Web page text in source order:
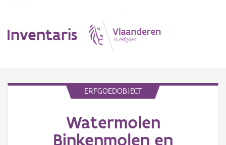
Inventaris
ERFGOEDOBJECT
Watermolen
Binkenmolen en